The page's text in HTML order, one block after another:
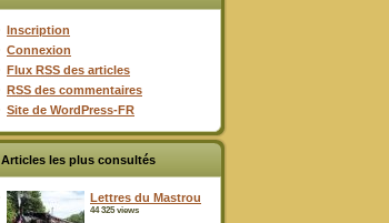
Inscription
Connexion
Flux RSS des articles
RSS des commentaires
Site de WordPress-FR
Articles les plus consultés
Lettres du Mastrou
44 325 views